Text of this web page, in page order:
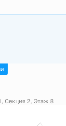
Секция 2, Этаж 8